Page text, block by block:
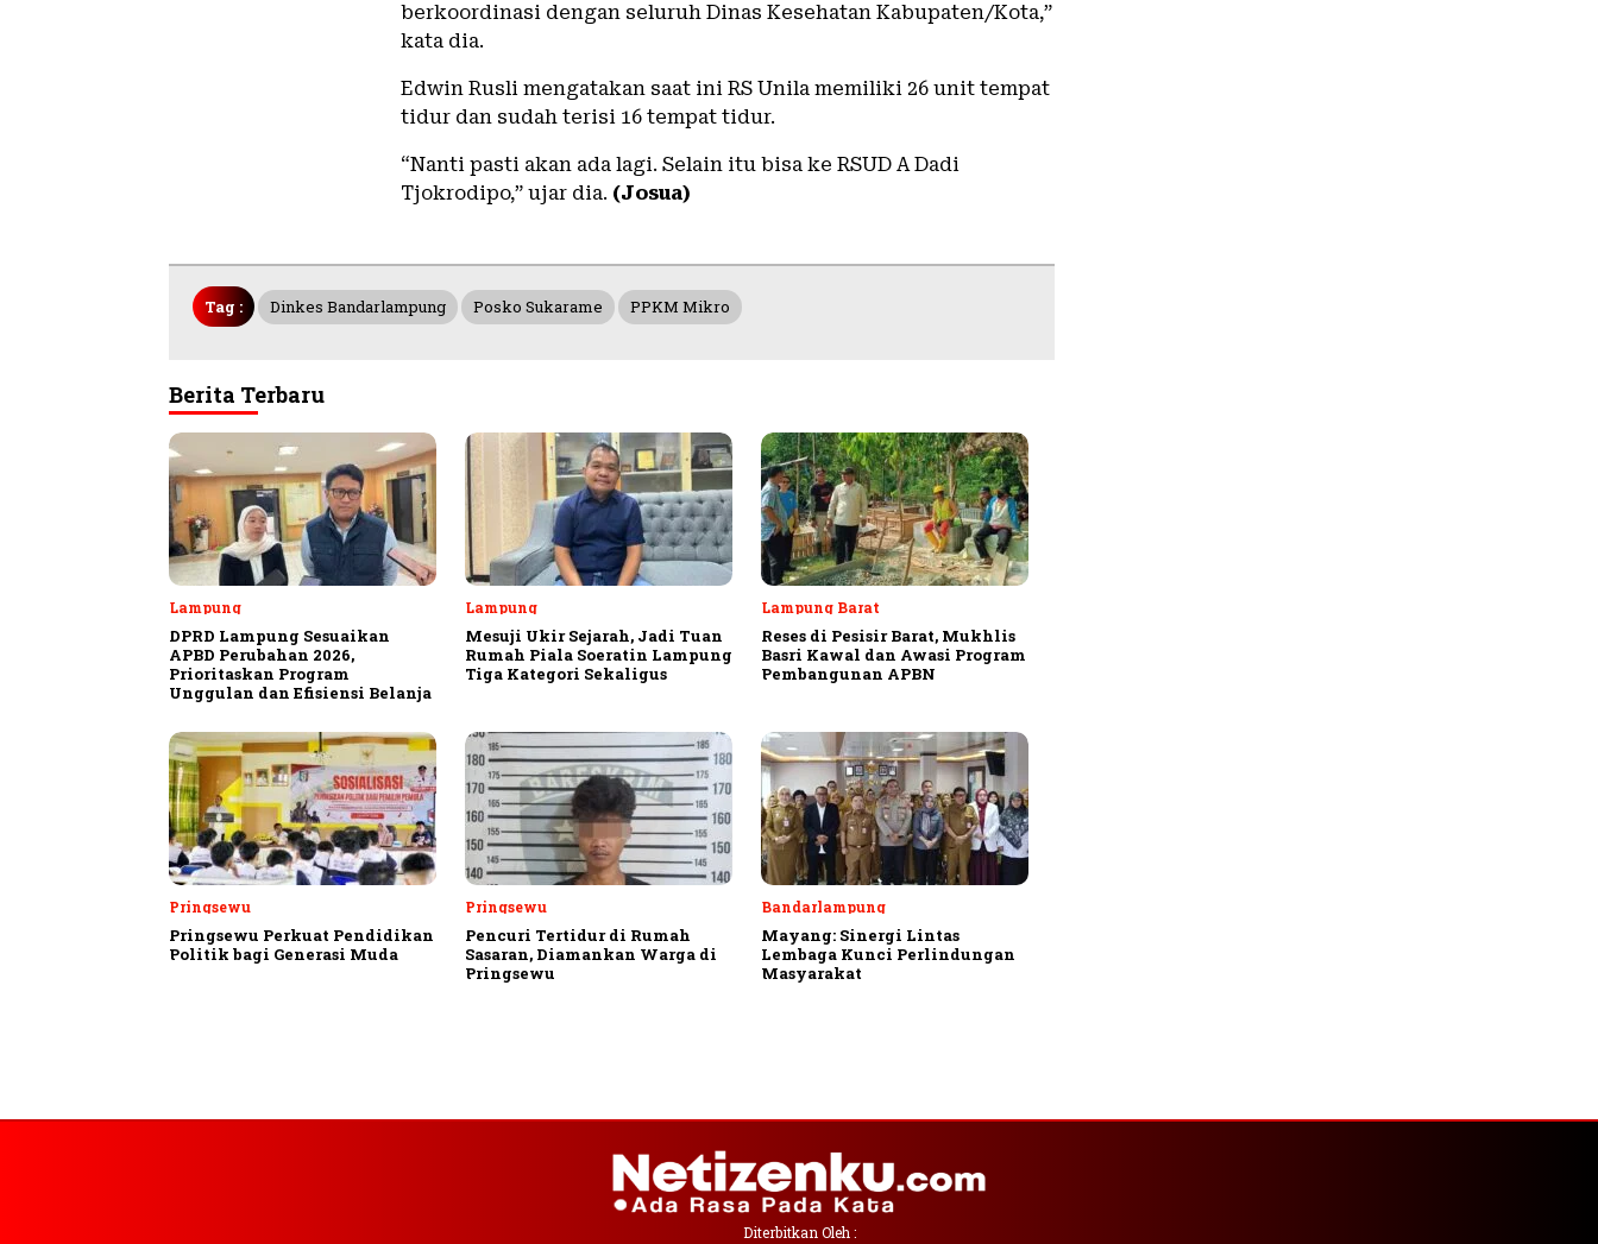
berkoordinasi dengan seluruh Dinas Kesehatan Kabupaten/Kota,”
kata dia.
Edwin Rusli mengatakan saat ini RS Unila memiliki 26 unit tempat
tidur dan sudah terisi 16 tempat tidur.
“Nanti pasti akan ada lagi. Selain itu bisa ke RSUD A Dadi
Tjokrodipo,” ujar dia. (Josua)
Tag : Dinkes Bandarlampung Posko Sukarame PPKM Mikro
Berita Terbaru
Lampung
DPRD Lampung Sesuaikan
APBD Perubahan 2026,
Prioritaskan Program
Unggulan dan Efisiensi Belanja
Lampung
Mesuji Ukir Sejarah, Jadi Tuan
Rumah Piala Soeratin Lampung
Tiga Kategori Sekaligus
Lampung Barat
Reses di Pesisir Barat, Mukhlis
Basri Kawal dan Awasi Program
Pembangunan APBN
Pringsewu
Pringsewu Perkuat Pendidikan
Politik bagi Generasi Muda
Pringsewu
Pencuri Tertidur di Rumah
Sasaran, Diamankan Warga di
Pringsewu
Bandarlampung
Mayang: Sinergi Lintas
Lembaga Kunci Perlindungan
Masyarakat
Diterbitkan Oleh :